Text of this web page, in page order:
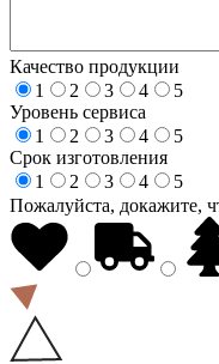
Качество продукции
1
2 3 4
5
Уровень сервиса
1
2 3 4
5
Срок изготовления
1
2 3 4
5
Пожалуйста, докажите,